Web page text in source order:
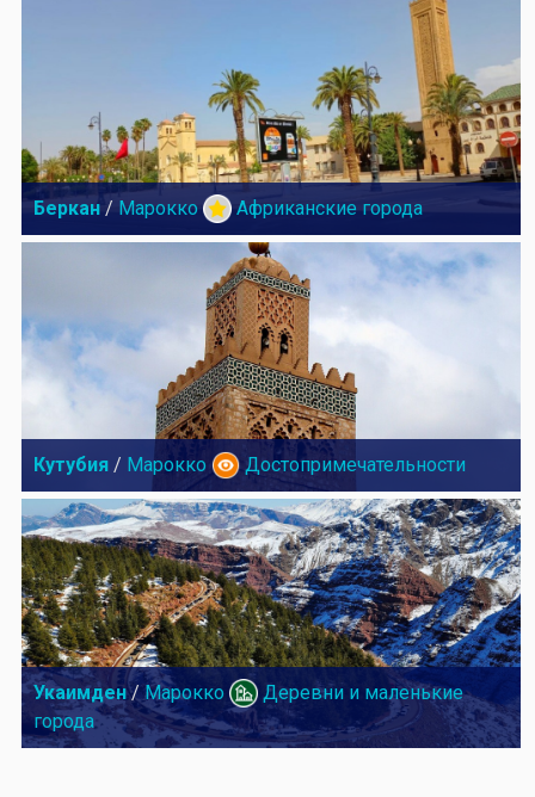
Беркан / Марокко Африканские города
Кутубия / Марокко Достопримечательности
Укаимден/ Марокко
Деревни и маленькие
города